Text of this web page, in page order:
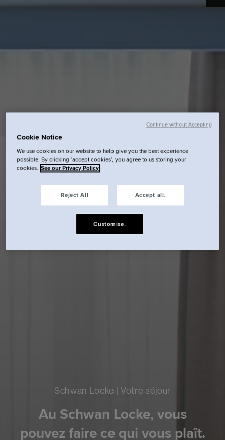
Schwan Locke | Votre séjour
Au Schwan Locke, vous
pouvez faire ce qui vous plaît.
Cookie Notice
We use cookies on our website to help give you the best experience
possible. By clicking ‘accept cookies’, you agree to us storing your
cookies. See our Privacy Policy
Reject All Accept all.
Customise.
Continue without Accepting